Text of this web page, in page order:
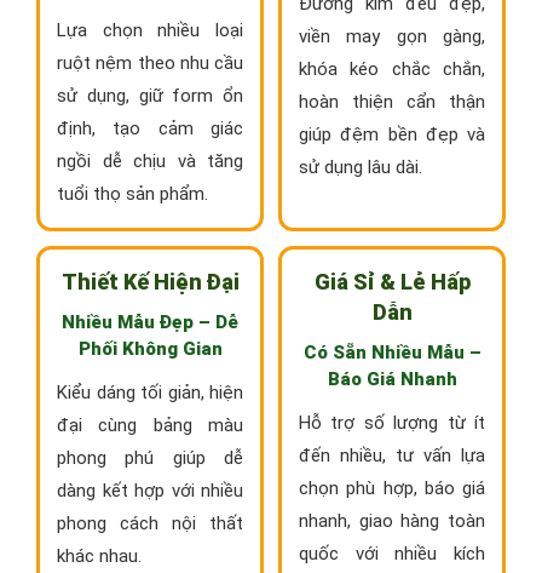
Lựa chọn nhiều loại
ruột nệm theo nhu cầu
sử dụng, giữ form ổn
định, tạo cảm giác
ngồi dễ chịu và tăng
tuổi thọ sản phẩm.
viền may gọn gàng,
khóa kéo chắc chắn,
hoàn thiện cẩn thận
giúp đệm bền đẹp và
sử dụng lâu dài.
Thiết Kế Hiện Đại
Nhiều Mẫu Đẹp – Dễ
Phối Không Gian
Kiểu dáng tối giản, hiện
đại cùng bảng màu
phong phú giúp dễ
dàng kết hợp với nhiều
phong cách nội thất
khác nhau.
Giá Sỉ & Lẻ Hấp
Dẫn
Có Sẵn Nhiều Mẫu –
Báo Giá Nhanh
Hỗ trợ số lượng từ ít
đến nhiều, tư vấn lựa
chọn phù hợp, báo giá
nhanh, giao hàng toàn
quốc với nhiều kích